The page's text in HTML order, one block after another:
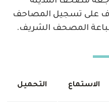
على تسجيل المصاحف
المصحف الشريف.
الاستماع التحميل